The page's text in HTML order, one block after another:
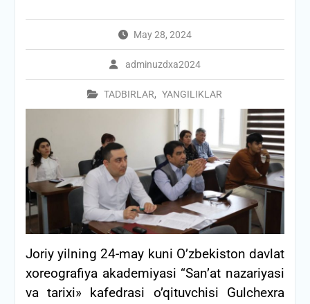
May 28, 2024
adminuzdxa2024
TADBIRLAR, YANGILIKLAR
Joriy yilning 24-may kuni O’zbekiston davlat
xoreografiya akademiyasi “San’at nazariyasi
va tarixi» kafedrasi o’qituvchisi Gulchexra